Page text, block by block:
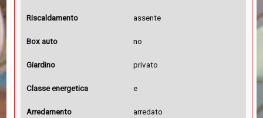
Riscaldamento assente
Box auto no
Giardino privato
Classe energetica e
Arredamento arredato